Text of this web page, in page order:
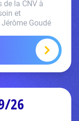
la CNV à
et
Goudé
26